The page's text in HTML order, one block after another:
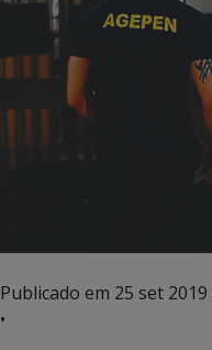
Publicado em 25 set 2019
•